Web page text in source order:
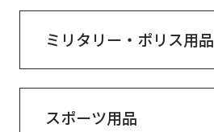
ミリタリー・ポリス用品
スポーツ用品